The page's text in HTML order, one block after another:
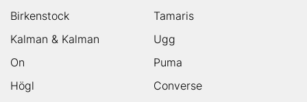
Birkenstock
Tamaris
Kalman & Kalman
Ugg
On
Puma
Högl
Converse